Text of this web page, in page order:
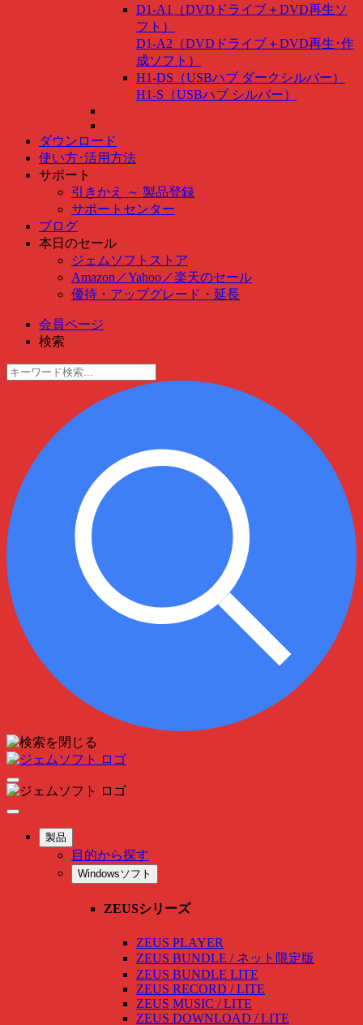
D1-A1（DVDドライブ＋DVD再生ソ
フト）
D1-A2（DVDドライブ＋DVD再生･作
成ソフト）
H1-DS（USBハブ ダークシルバー）
H1-S（USBハブ シルバー）
ダウンロード
使い方･活用方法
サポート
引きかえ ～ 製品登録
サポートセンター
ブログ
本日のセール
ジェムソフトストア
Amazon ／Yahoo ／楽天のセール
優待・アップグレード・延長
会員ページ
検索
製品
目的から探す
Windowsソフト
ZEUSシリーズ
ZEUS PLAYER
ZEUS BUNDLE / ネット限定版
ZEUS BUNDLE LITE
ZEUS RECORD / LITE
ZEUS MUSIC / LITE
ZEUS DOWNLOAD / LITE